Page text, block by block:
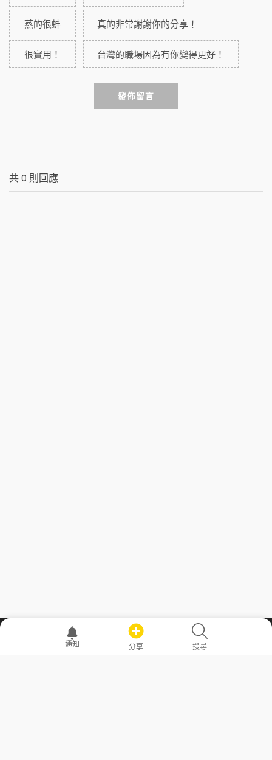
蒸的很蚌 真的非常謝謝你的分享！
很實用！ 台灣的職場因為有你變得更好！
發佈留言
共0 則回應
職場透明化運動
通知 分享 搜尋